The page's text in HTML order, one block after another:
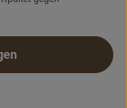
zum Warenkorb